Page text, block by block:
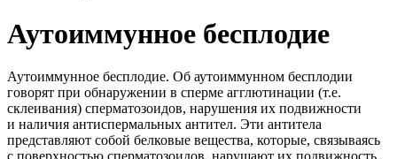
Аутоиммунное бесплодие
Аутоиммунное бесплодие. Об аутоиммунном бесплодии
говорят при обнаружении в сперме агглютинации (т.е.
склеивания) сперматозоидов, нарушения их подвижности
и наличия антиспермальных антител. Эти антитела
представляют собой белковые вещества, которые, связываясь